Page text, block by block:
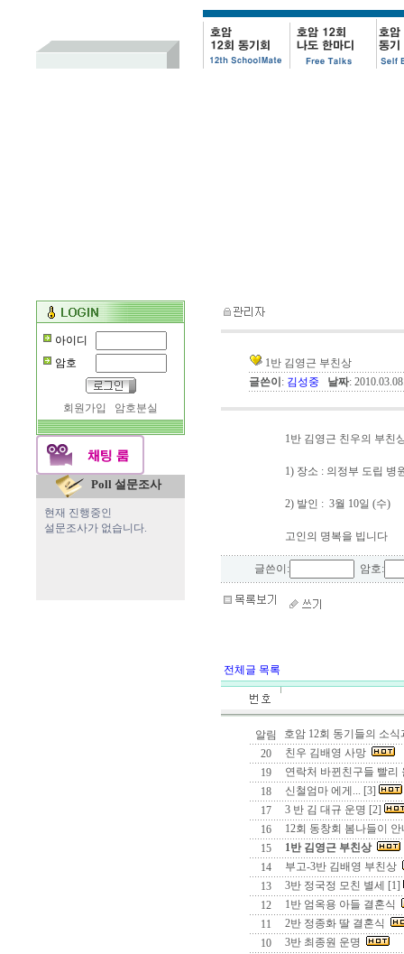
아이디
암호
회원가입 암호분실
Poll 설문조사
현재 진행중인
설문조사가 없습니다.
1반 김영근 부친상
글쓴이 : 김성중 날짜:
1반 김영근 친우의 부친
1) 장소 : 의정부 도립 병
2) 발인 : 3월 10일 (수)
고인의 명복을 빕니다
글쓴이: 암호:
전체글 목록
알림
호암 12회 동기들의 소
20
친우 김배영 사망
19
연락처 바뀐친구들 빨
18
신철엄마 에게... [3]
17
3 반 김 대규 운명 [2]
16
12회 동창회 봄나들이
15
1반 김영근 부친상
14
부고-3반 김배영 부친상
13
3반 정국정 모친 별세 [1]
12
1반 엄옥용 아들 결혼식
11
2반 정종화 딸 결혼식
10
3반 최종원 운명